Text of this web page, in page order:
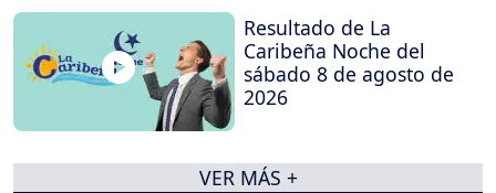
Resultado de La
Caribeña Noche del
sábado 8 de agosto de
2026
VER MÁS +